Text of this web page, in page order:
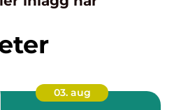
03. aug